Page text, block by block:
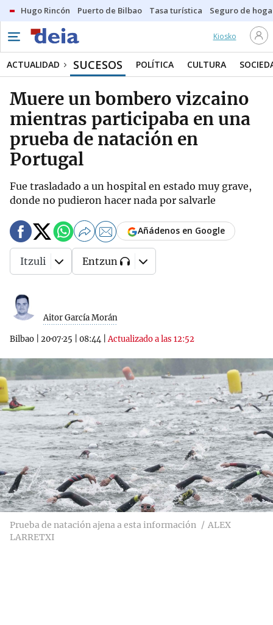
Hugo Rincón Puerto de Bilbao Tasa turística Seguro de
Kiosko
ACTUALIDAD SUCESOS POLÍTICA CULTURA
Muere un bombero vizcaino
mientras participaba en una
prueba de natación en
Portugal
Fue trasladado a un hospital en estado muy grave,
donde no pudieron hacer nada por salvarle
Aitor García Morán
Bilbao 20·07·25 08:44 |Actualizado a las 12:52
Añádenos en Google
Itzuli Entzun
Prueba de natación ajena a esta información
ALEX
LARRETXI